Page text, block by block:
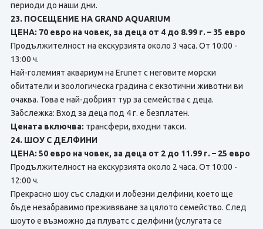
периоди до наши дни.
23. ПОСЕЩЕНИЕ НА GRAND AQUARIUM
ЦЕНА: 70 евро на човек, за деца от 4 до 8.99 г. – 35 евро
Продължителност на екскурзията около 3 часа. От 10:00 -
13:00 ч.
Най-големият аквариум на Eruneт с неговите морски
обитатели и зоологическа градина с екзотични животни ви
очаква. Това е най-добрият тур за семейства с деца.
Забслежка: Вход за деца под 4 г. е безплатен.
Цената включва: трансфери, входни такси.
24. ШОУ С ДЕЛФИНИ
ЦЕНА: 50 евро на човек, за деца от 2 до 11.99 г. – 25 евро
Продължителност на екскурзията около 2 часа. От 10:00 -
12:00 ч.
Прекрасно шоу със сладки и лобезни делфини, което ще
бъде незабравимо преживяване за цялото семейство. След
шоуто е възможно да плуватс с делфини (услугата се